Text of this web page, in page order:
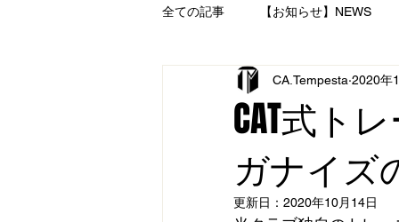
全ての記事 【お知らせ】NEWS
CAT式ト
ガナイズ
CA.Tempesta 2020年
更新日： 2020年10月14日